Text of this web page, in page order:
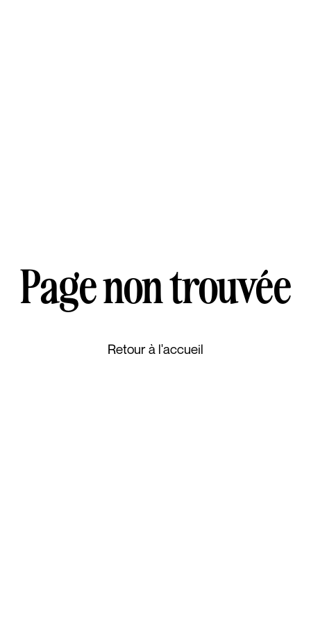
Page non trouvée
Retour à l'accueil